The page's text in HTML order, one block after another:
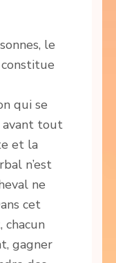
le
qui se
avant tout
et la
n’est
ne
cet
chacun
gagner